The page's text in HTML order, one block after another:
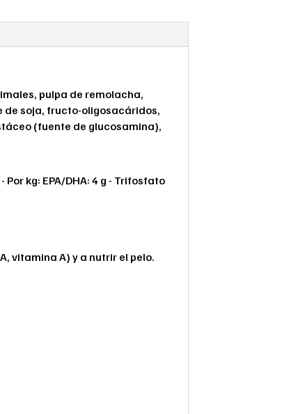
pulpa de remolacha,
de soja, fructo-oligosacáridos,
(fuente de glucosamina),
kg: EPA/DHA: 4 g - Trifosfato
vitamina A) y a nutrir el pelo.